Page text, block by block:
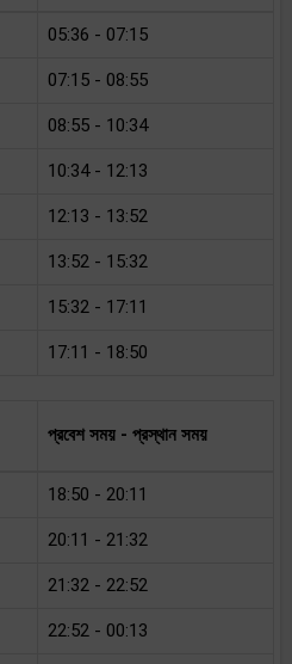
05:36 - 07:15
07:15 - 08:55
08:55 - 10:34
10:34 - 12:13
12:13 - 13:52
13:52 - 15:32
15:32 - 17:11
17:11 - 18:50
প্রবেশ সময় - প্রস্থান সময়
18:50 - 20:11
20:11 - 21:32
21:32 - 22:52
22:52 - 00:13